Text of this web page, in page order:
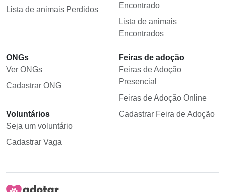
Lista de animais Perdidos
Encontrado
Lista de animais
Encontrados
ONGs
Ver ONGs
Cadastrar ONG
Voluntários
Seja um voluntário
Cadastrar Vaga
Feiras de adoção
Feiras de Adoção
Presencial
Feiras de Adoção Online
Cadastrar Feira de Adoção